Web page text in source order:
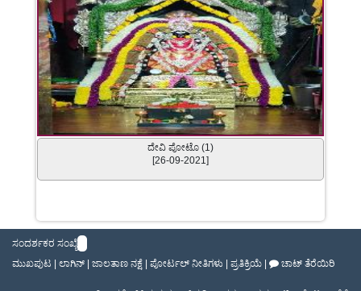
ದೇವಿ ಪೋಟೊ (1)
[26-09-2021]
ಸಂದರ್ಶಕರ ಸಂಖ್ಯೆ
ಮುಖಪುಟ
ಲಾಗಿನ್ ಜಾಲತಾಣ ನಕ್ಷೆ ಪೋರ್ಟಲ್ ನೀತಿಗಳು ಪ್ರತಿಕ್ರಿಯೆ ಚಾಟ್ ತೆರೆಯಿರಿ